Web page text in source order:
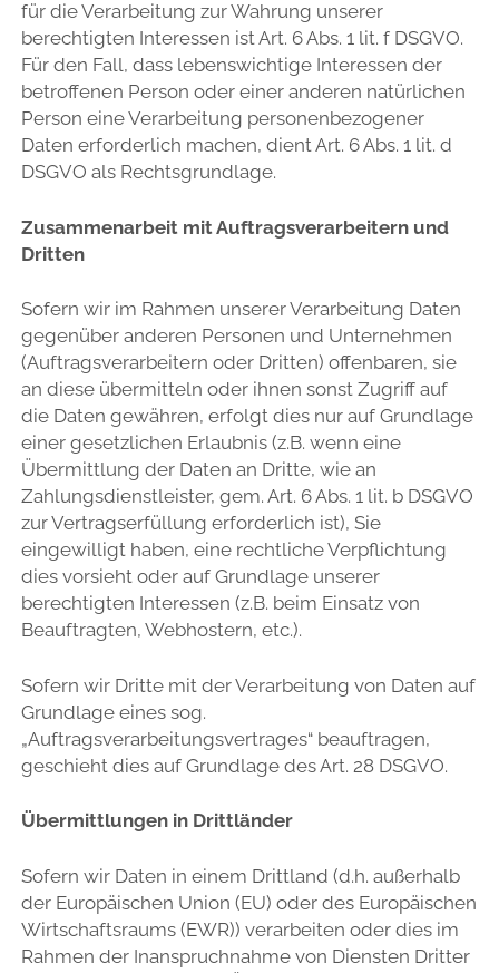
für die Verarbeitung zur Wahrung unserer
berechtigten Interessen ist Art. 6 Abs. 1 lit. f DSGVO.
Für den Fall, dass lebenswichtige Interessen der
betroffenen Person oder einer anderen natürlichen
Person eine Verarbeitung personenbezogener
Daten erforderlich machen, dient Art. 6 Abs. 1 lit. d
DSGVO als Rechtsgrundlage.
Zusammenarbeit mit Auftragsverarbeitern und
Dritten
Sofern wir im Rahmen unserer Verarbeitung Daten
gegenüber anderen Personen und Unternehmen
(Auftragsverarbeitern oder Dritten) offenbaren, sie
an diese übermitteln oder ihnen sonst Zugriff auf
die Daten gewähren, erfolgt dies nur auf Grundlage
einer gesetzlichen Erlaubnis (z.B. wenn eine
Übermittlung der Daten an Dritte, wie an
Zahlungsdienstleister, gem. Art. 6 Abs. 1 lit. b DSGVO
zur Vertragserfüllung erforderlich ist), Sie
eingewilligt haben, eine rechtliche Verpflichtung
dies vorsieht oder auf Grundlage unserer
berechtigten Interessen (z.B. beim Einsatz von
Beauftragten, Webhostern, etc.).
Sofern wir Dritte mit der Verarbeitung von Daten auf
Grundlage eines sog.
„Auftragsverarbeitungsvertrages“ beauftragen,
geschieht dies auf Grundlage des Art. 28 DSGVO.
Übermittlungen in Drittländer
Sofern wir Daten in einem Drittland (d.h. außerhalb
der Europäischen Union (EU) oder des Europäischen
Wirtschaftsraums (EWR)) verarbeiten oder dies im
Rahmen der Inanspruchnahme von Diensten Dritter